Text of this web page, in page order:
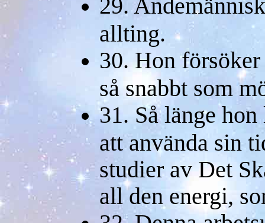
29.
allting.
30. Hon
så snabbt som
31. Så länge
att använda sin
studier av Det
all den energi,